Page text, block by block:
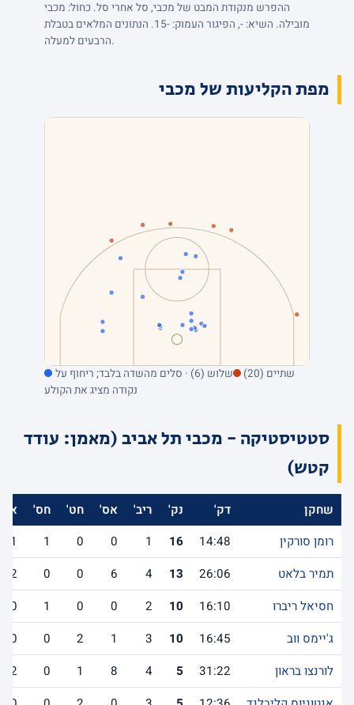
ההפרש מנקודת המבט של מכבי, סל אחרי סל. כחול: מכבי
מובילה. השיא: -, הפיגור העמוק: -15. הנתונים המלאים בטבלת
הרבעים למעלה.
מפת הקליעות של מכבי
שתיים (20)
שלוש (6) · סלים מהשדה בלבד; ריחוף על
נקודה מציג את הקולע
סטטיסטיקה - מכבי תל אביב (מאמן: עודד
קטש)
שחקן דק' נק' ריב' אס' חט' חס'
אב'
רומן סורקין
14:48
16
1
0
0
1
1
תמיר בלאט
26:06
13
4
6
0
0
2
חסיאל ריברו
16:10
10
2
0
0
1
0
ג'יימס ווב
16:45
10
3
1
2
0
0
לורנצו בראון
31:22
5
4
8
1
0
2